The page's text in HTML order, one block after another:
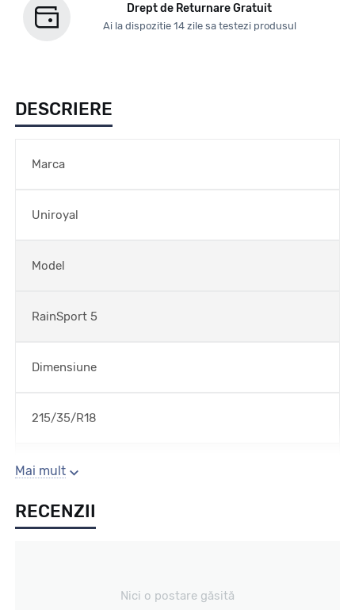
Drept de Returnare Gratuit
Ai la dispozitie 14 zile sa testezi produsul
DESCRIERE
Marca
Uniroyal
Model
RainSport 5
Dimensiune
215/35/R18
Sezon
Vara
Mai mult
RECENZII
Nici o postare găsită